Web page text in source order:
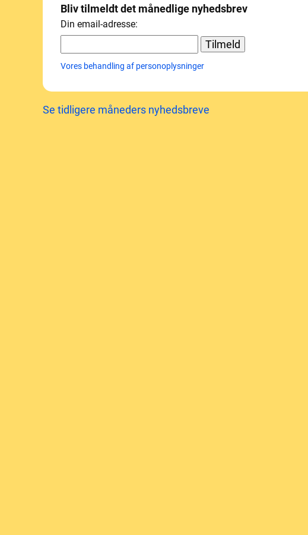
Bliv tilmeldt det månedlige nyhedsbrev
Din email-adresse:
Vores behandling af personoplysninger
Se tidligere måneders nyhedsbreve